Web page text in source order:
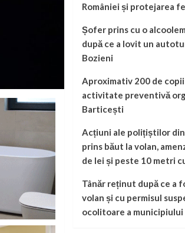
României și protejarea
Șofer prins cu o
după ce a lovit un
Bozieni
Aproximativ 200 de
activitate preventivă
Barticești
Acțiuni ale polițiștilor
prins băut la volan,
de lei și peste 10 metri
Tânăr reținut după ce a
volan și cu permisul
ocolitoare a municipiului